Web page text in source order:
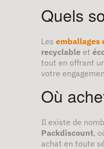
Quels
Les emballages
recyclable et
tout en offrant
votre
Où
Il existe de
Packdiscount,
achat en toute